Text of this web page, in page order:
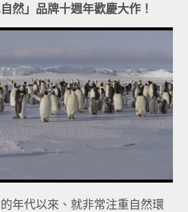
然」品牌十週年歡慶大作！
年代以來、就非常注重自然環